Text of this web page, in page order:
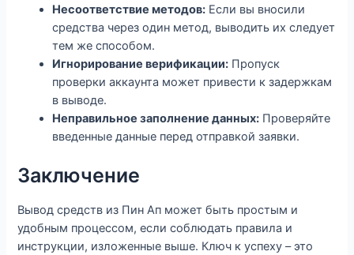
Несоответствие методов: Если вы вносили
средства через один метод, выводить их следует
тем же способом.
Игнорирование верификации: Пропуск
проверки аккаунта может привести к задержкам
в выводе.
Неправильное заполнение данных: Проверяйте
введенные данные перед отправкой заявки.
Заключение
Вывод средств из Пин Ап может быть простым и
удобным процессом, если соблюдать правила и
инструкции, изложенные выше. Ключ к успеху – это